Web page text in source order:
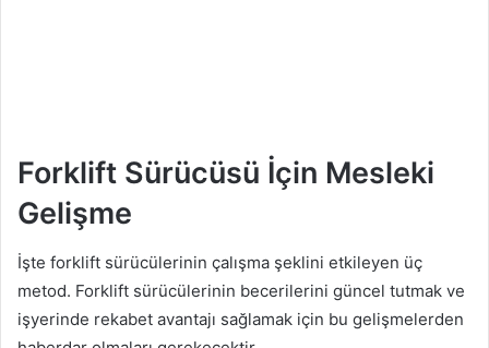
Forklift Sürücüsü İçin Mesleki
Gelişme
İşte forklift sürücülerinin çalışma şeklini etkileyen üç
metod. Forklift sürücülerinin becerilerini güncel tutmak ve
işyerinde rekabet avantajı sağlamak için bu gelişmelerden